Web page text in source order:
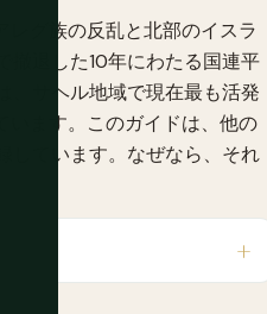
グ族の反乱と北部のイスラ
撤退した10年にわたる国連平
サヘル地域で現在最も活発
います。このガイドは、他の
しています。なぜなら、それ